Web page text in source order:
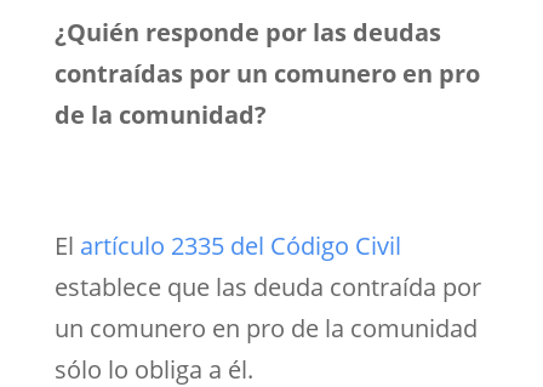
¿Quién responde por las deudas
contraídas por un comunero en pro
de la comunidad?
El artículo 2335 del Código Civil
establece que las deuda contraída por
un comunero en pro de la comunidad
sólo lo obliga a él.